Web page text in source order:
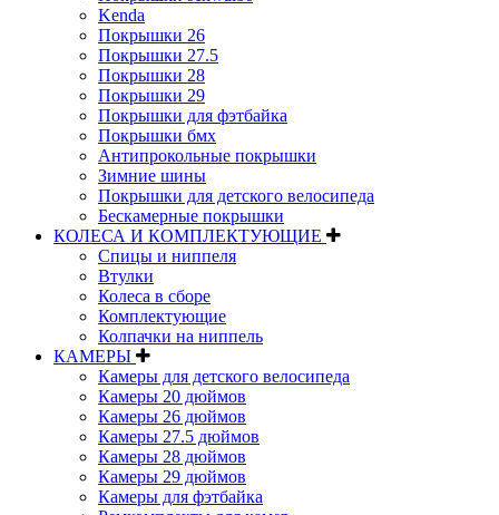
Kenda
Покрышки 26
Покрышки 27.5
Покрышки 28
Покрышки 29
Покрышки для фэтбайка
Покрышки бмх
Антипрокольные покрышки
Зимние шины
Покрышки для детского велосипеда
Бескамерные покрышки
КОЛЕСА И КОМПЛЕКТУЮЩИЕ
Спицы и ниппеля
Втулки
Колеса в сборе
Комплектующие
Колпачки на ниппель
КАМЕРЫ
Камеры для детского велосипеда
Камеры 20 дюймов
Камеры 26 дюймов
Камеры 27.5 дюймов
Камеры 28 дюймов
Камеры 29 дюймов
Камеры для фэтбайка